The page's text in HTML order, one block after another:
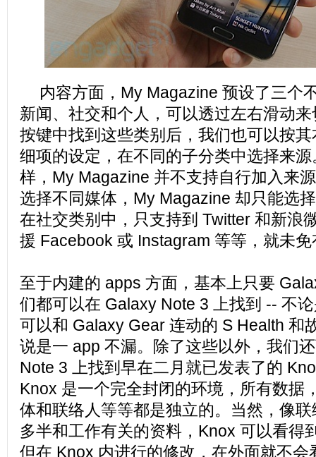
内容方面，My Magazine 预设了三个
新闻、社交和个人，可以透过左右滑动
按键中找到这些类别后，我们也可以按
细项的设定，在不同的子分类中选择来
样，My Magazine 并不支持自行加入来
选择不同媒体，My Magazine 却只能选
在社交类别中，只支持到 Twitter 和新浪
援 Facebook 或 Instagram 等等，就未
至于内建的 apps 方面，基本上只要
们都可以在 Galaxy Note 3 上找到 -- 不
可以和 Galaxy Gear 连动的 S Health 和
说是一 app 不漏。除了这些以外，我们
Note 3 上找到早在二月就已发表了的
Knox 是一个完全封闭的环境，所有数据
体和联络人等等都是独立的。当然，像
多半和工作有关的资料，Knox 可以看得
但在 Knox 内进行的修改，在外面就不会